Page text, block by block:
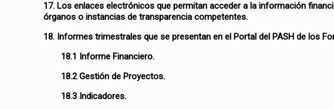
17. Los enlaces electrónicos que permitan acceder a la información
órganos o instancias de transparencia competentes.
18. Informes trimestrales que se presentan en el Portal del PASH de los
18.1 Informe Financiero.
18.2 Gestión de Proyectos.
18.3 Indicadores.